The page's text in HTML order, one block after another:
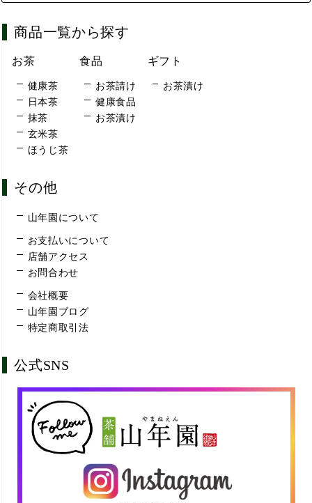
商品一覧から探す
お茶
健康茶
日本茶
抹茶
玄米茶
ほうじ茶
食品
お茶請け
健康食品
お茶漬け
ギフト
お茶漬け
その他
山年園について
お支払いについて
店舗アクセス
お問合わせ
会社概要
山年園ブログ
特定商取引法
公式SNS